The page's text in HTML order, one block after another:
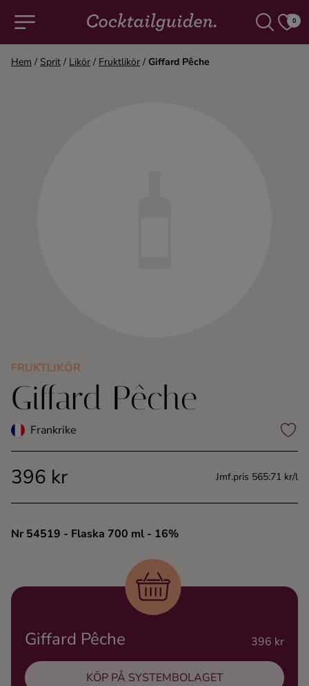
0
Konjak
Likör
Shots
Ingredienser
Hem / Sprit / Likör / Fruktlikör / Giffard Pêche
FRUKTLIKÖR
Giffard Pêche
Frankrike
396 kr Jmf.pris 565:71 kr/l
Nr 54519 - Flaska 700 ml - 16%
Giffard Pêche 396 kr
KÖP PÅ SYSTEMBOLAGET